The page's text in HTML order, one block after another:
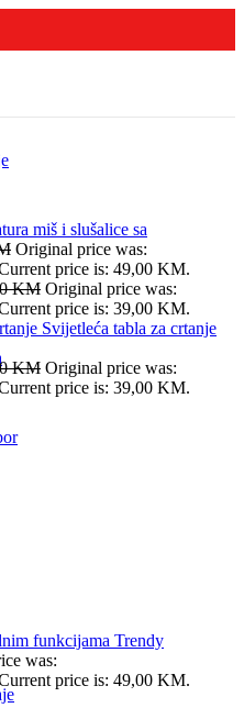
miš i slušalice sa
Original price was:
price is: 49,00 KM.
KM Original price was:
price is: 39,00 KM.
Svijetleća tabla za crtanje
KM Original price was:
price is: 39,00 KM.
funkcijama Trendy
was:
price is: 49,00 KM.